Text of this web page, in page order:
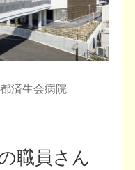
済生会病院
職員さん